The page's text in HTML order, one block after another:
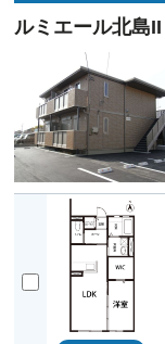
ルミエール北島II